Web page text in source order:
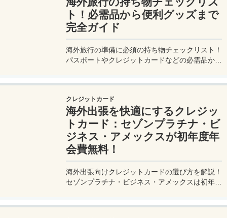
ト！必需品から便利グッズまで
完全ガイド
海外旅行の準備に必須の持ち物チェックリスト！
パスポートやクレジットカードなどの必需品か
ャートリップで今すぐチェック！
クレジットカード
海外出張を快適にするクレジッ
トカード：セゾンプラチナ・ビ
ジネス・アメックスが初年度年
会費無料！
海外出張向けクレジットカードの選び方を解説！
セゾンプラチナ・ビジネス・アメックスは初年度